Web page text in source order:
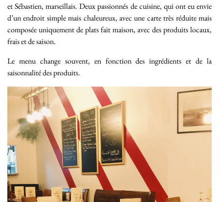
et Sébastien, marseillais. Deux passionnés de cuisine, qui ont eu envie
d’un endroit simple mais chaleureux, avec une carte très réduite mais
composée uniquement de plats fait maison, avec des produits locaux,
frais et de saison.
Le menu change souvent, en fonction des ingrédients et de la
saisonnalité des produits.